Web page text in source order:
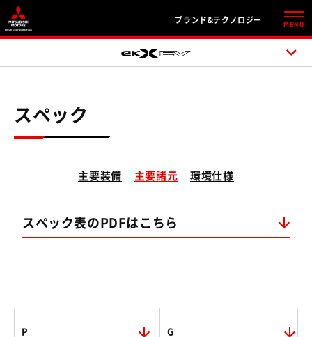
ブランド&テクノロジー
MENU
スペック
主要装備 主要諸元 環境仕様
スペック表のPDFはこちら
P G